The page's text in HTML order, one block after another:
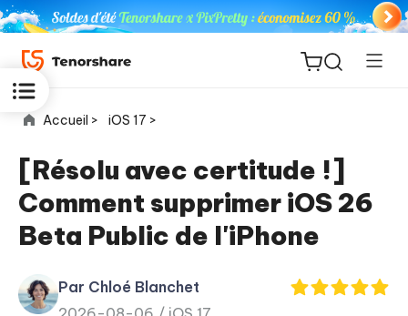
for iOS
PDNob
New
Accueil > iOS 17 >
[Résolu avec certitude !]
Comment supprimer iOS 26
Beta Public de l'iPhone
Par Chloé Blanchet